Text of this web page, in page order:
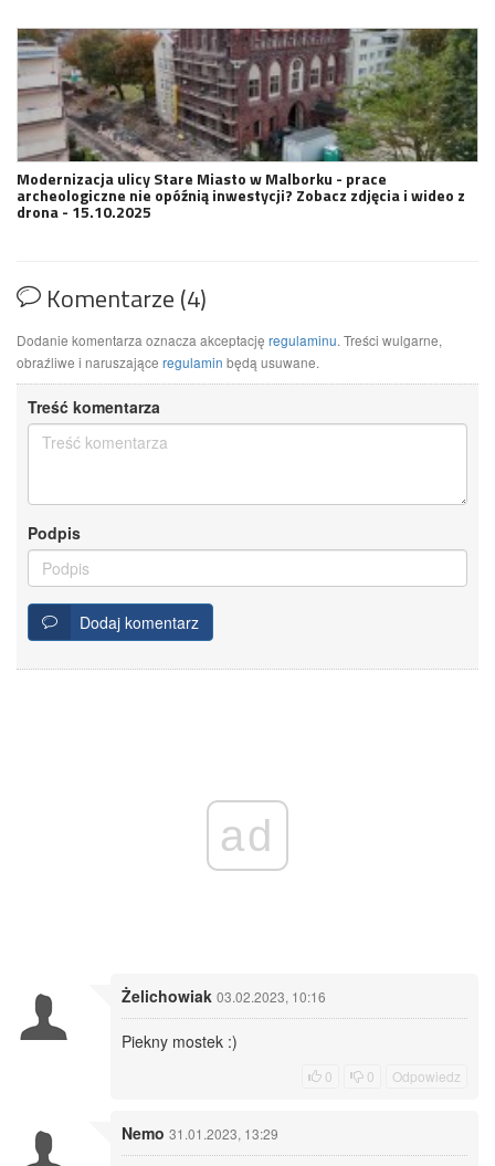
Modernizacja ulicy Stare Miasto w Malborku - prace
archeologiczne nie opóźnią inwestycji? Zobacz zdjęcia i wideo z
drona - 15.10.2025
Komentarze (4)
Dodanie komentarza oznacza akceptację regulaminu. Treści wulgarne,
obraźliwe i naruszające regulamin będą usuwane.
Treść komentarza
Podpis
Dodaj komentarz
ad
Żelichowiak 03.02.2023, 10:16
Piekny mostek :)
0 0 Odpowiedz
Nemo 31.01.2023, 13:29